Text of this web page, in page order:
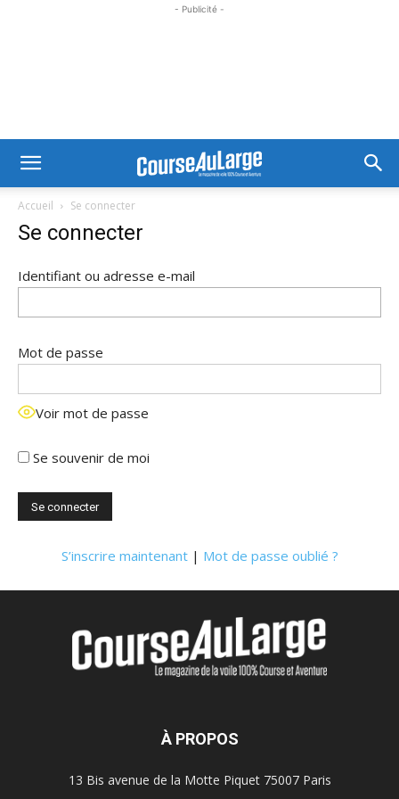
- Publicité -
Accueil Se connecter
Se connecter
Identifiant ou adresse e-mail
Mot de passe
Voir mot de passe
Se souvenir de moi
S’inscrire maintenant| Mot de passe oublié ?
À PROPOS
13 Bis avenue de la Motte Piquet 75007 Paris